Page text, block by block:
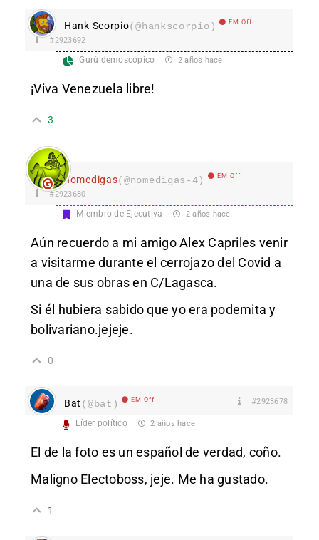
Hank Scorpio(@hankscorpio) EM Off
#2923692
Gurú demoscópico 2 años hace
¡Viva Venezuela libre!
3
nomedigas(@nomedigas-4) EM Off
#2923680
Miembro de Ejecutiva 2 años hace
Aún recuerdo a mi amigo Alex Capriles venir
a visitarme durante el cerrojazo del Covid a
una de sus obras en C/Lagasca.
Si él hubiera sabido que yo era podemita y
bolivariano.jejeje.
0
Bat (@bat) EM Off #2923678
Líder político 2 años hace
El de la foto es un español de verdad, coño.
Maligno Electoboss, jeje. Me ha gustado.
1